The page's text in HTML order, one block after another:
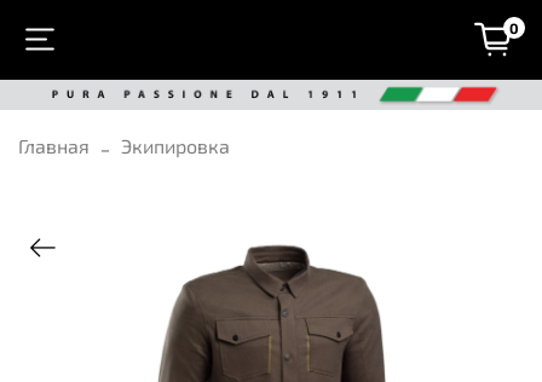
0
Главная Экипировка